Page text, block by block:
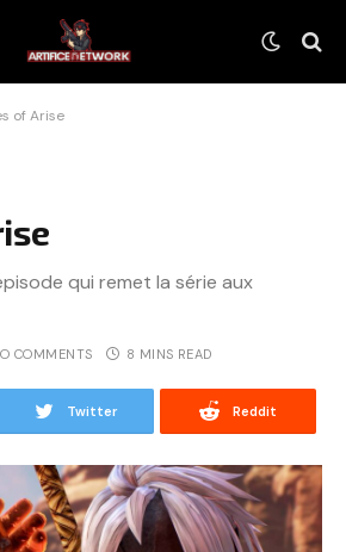
of Arise
qui remet la série aux
COMMENTS 8 MINS READ
Twitter Reddit